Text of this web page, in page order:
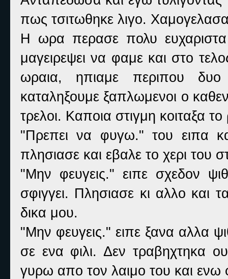
πως τσιτωθηκε λιγο.
Η ωρα περασε πολυ ευχαριστα
μαγειρεψει να φαμε και στο
ωραια, ηπιαμε περιπου
καταληξουμε ξαπλωμενοι ο
τρελοι. Καποια στιγμη κοιταξα
"Πρεπει να φυγω." του ειπα
πλησιασε και εβαλε το χερι του
"Μην φευγεις." ειπε σχεδον
σφιγγει. Πλησιασε κι αλλο και
δικα μου.
"Μην φευγεις." ειπε ξανα αλλα
σε ενα φιλι. Δεν τραβηχτηκα
γυρω απο τον λαιμο του και ενω